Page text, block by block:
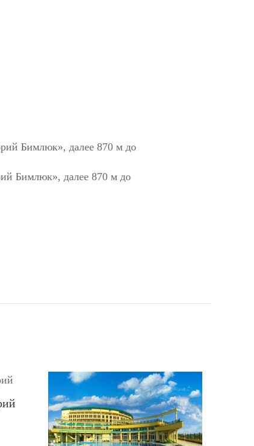
Бимлюк», далее 870 м до
Бимлюк», далее 870 м до